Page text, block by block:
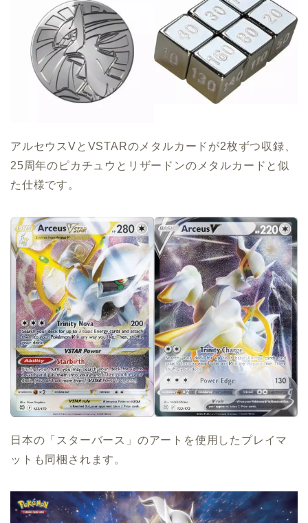
アルセウスVとVSTARのメタルカードが2枚ずつ収録、
25周年のピカチュウとリザードンのメタルカードと似
た仕様です。
日本の「スターバース」のアートを使用したプレイマ
ットも同梱されます。